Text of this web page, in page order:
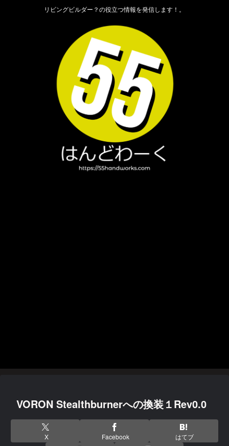
リビングビルダー？の役立つ情報を発信します！。
VORON Stealthburnerへの換装１Rev0.0
X Facebook はてブ